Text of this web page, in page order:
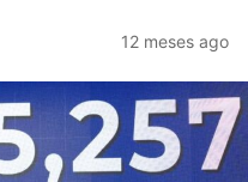
12 meses ago